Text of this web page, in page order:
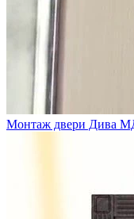
Монтаж двери Дива